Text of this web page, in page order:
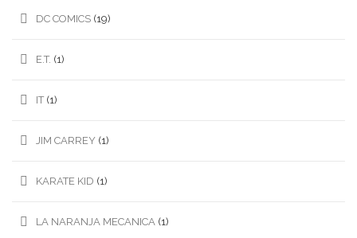
DC COMICS (19)
E.T. (1)
IT (1)
JIM CARREY (1)
KARATE KID (1)
LA NARANJA MECANICA (1)